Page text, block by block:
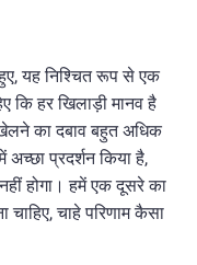
यह निश्चित रूप से एक
कि हर खिलाड़ी मानव है
का दबाव बहुत अधिक
प्रदर्शन किया है,
होगा। हमें एक दूसरे का
चाहे परिणाम कैसा